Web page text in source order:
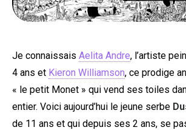
Je connaissais Aelita Andre, l’artiste
4 ans et Kieron Williamson, ce prodige
« le petit Monet » qui vend ses toiles
entier. Voici aujourd’hui le jeune serbe
de 11 ans et qui depuis ses 2 ans, se